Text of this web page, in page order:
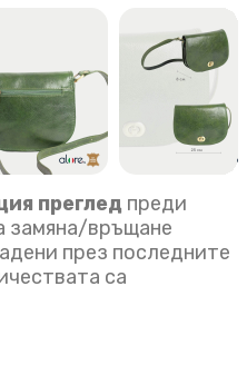
преглед преди
замяна/връщане
през последните
са